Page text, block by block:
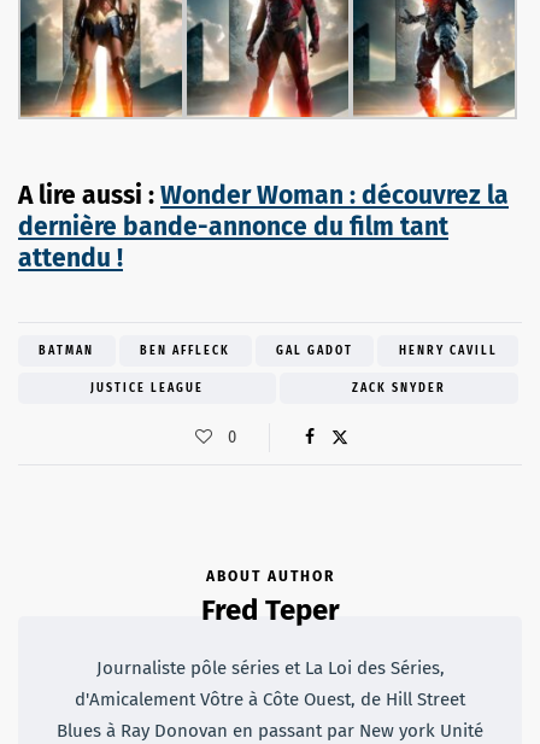
A lire aussi :Wonder Woman : découvrez la
dernière bande-annonce du film tant
attendu !
BATMAN BEN AFFLECK GAL GADOT HENRY CAVILL
JUSTICE LEAGUE ZACK SNYDER
0
ABOUT AUTHOR
Fred Teper
Journaliste pôle séries et La Loi des Séries,
d'Amicalement Vôtre à Côte Ouest, de Hill Street
Blues à Ray Donovan en passant par New york Unité